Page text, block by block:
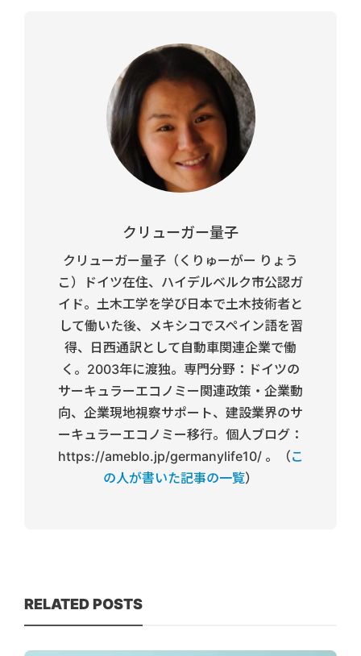
クリューガー量子
クリューガー量子（くりゅーがー りょう
こ）ドイツ在住、ハイデルベルク市公認ガ
イド。土木工学を学び日本で土木技術者と
して働いた後、メキシコでスペイン語を習
得、日西通訳として自動車関連企業で働
く。2003年に渡独。専門分野：ドイツの
サーキュラーエコノミー関連政策・企業動
向、企業現地視察サポート、建設業界のサ
ーキュラーエコノミー移行。個人ブログ：
https://ameblo.jp/germanylife10/ 。（こ
の人が書いた記事の一覧）
RELATED POSTS